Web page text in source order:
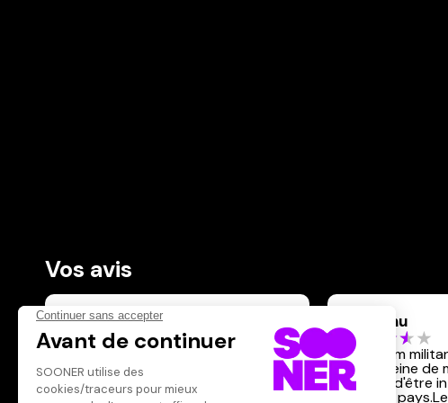
Vos avis
Donnez votre avis
Votre note
Votre commentaire
Il faut vous connecter pour
publier un avis
Inconnu
Beau film
de la peine de
lui valu d'être
dans le